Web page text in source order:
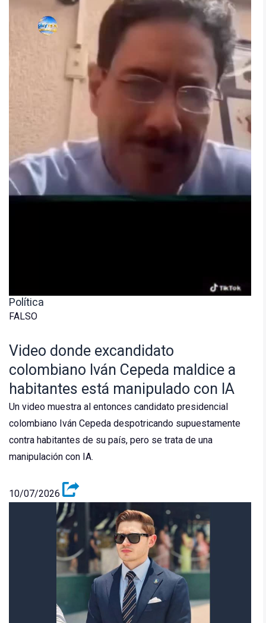
Política
FALSO
Video donde excandidato
colombiano Iván Cepeda maldice a
habitantes está manipulado con IA
Un video muestra al entonces candidato presidencial
colombiano Iván Cepeda despotricando supuestamente
contra habitantes de su país, pero se trata de una
manipulación con IA.
10/07/2026